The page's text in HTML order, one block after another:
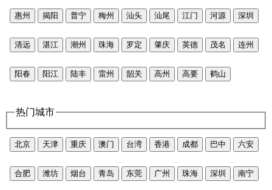
惠州 揭阳 普宁 梅州 汕头 汕尾 江门 河源 深圳
清远 湛江 潮州 珠海 罗定 肇庆 英德 茂名 连州
阳春 阳江 陆丰 雷州 韶关 高州 高要 鹤山
热门城市
北京 天津 重庆 澳门 台湾 香港 成都 巴中 六安
合肥 潍坊 烟台 青岛 东莞 广州 珠海 深圳 南宁